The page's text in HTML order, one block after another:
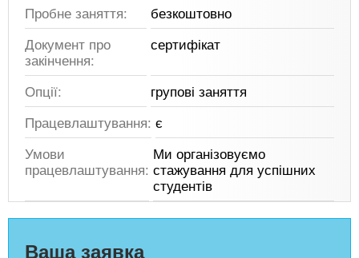
Пробне заняття:
безкоштовно
Документ про
закінчення:
сертифікат
Опції:
групові заняття
Працевлаштування: є
Умови
працевлаштування:
Ми організовуємо
стажування для успішних
студентів
Ваша заявка